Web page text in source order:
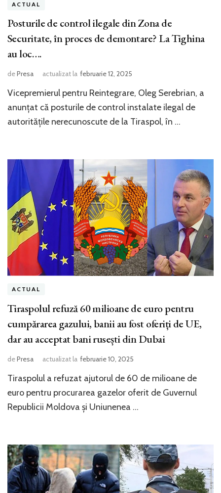
ACTUAL
Posturile de control ilegale din Zona de
Securitate, în proces de demontare? La Tighina
au loc….
dePresa actualizat la februarie 12, 2025
Vicepremierul pentru Reintegrare, Oleg Serebrian, a
anunțat că posturile de control instalate ilegal de
autoritățile nerecunoscute de la Tiraspol, în …
ACTUAL
Tiraspolul refuză 60 milioane de euro pentru
cumpărarea gazului, banii au fost oferiți de UE,
dar au acceptat bani rusești din Dubai
dePresa actualizat la februarie 10, 2025
Tiraspolul a refuzat ajutorul de 60 de milioane de
euro pentru procurarea gazelor oferit de Guvernul
Republicii Moldova și Uniunenea …